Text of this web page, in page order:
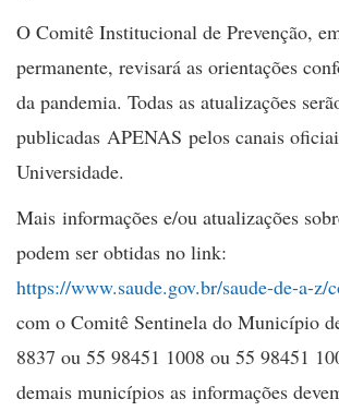
O Comitê Institucional de Prevenção,
permanente, revisará as orientações
da pandemia. Todas as atualizações
publicadas APENAS pelos canais
Universidade.
Mais informações e/ou atualizações
podem ser obtidas no link:
https://www.saude.gov.br/saude-de-a-z/
com o Comitê Sentinela do Município
8837 ou 55 98451 1008 ou 55 98451
demais municípios as informações